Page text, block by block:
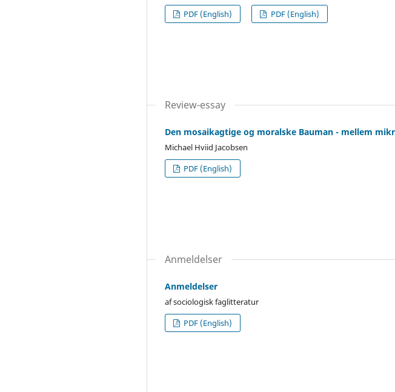
PDF (English)
PDF (English)
Review-essay
Den mosaikagtige og moralske Bauman - mellem
Michael Hviid Jacobsen
PDF (English)
Anmeldelser
Anmeldelser
af sociologisk faglitteratur
PDF (English)